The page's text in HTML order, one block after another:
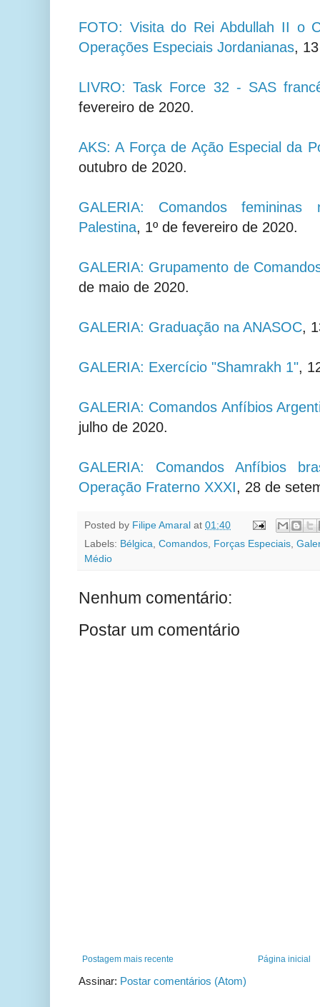
FOTO: Visita do Rei Abdullah II o
Operações Especiais Jordanianas,
LIVRO: Task Force 32 - SAS
fevereiro de 2020.
AKS: A Força de Ação Especial da
outubro de 2020.
GALERIA: Comandos femininas
Palestina, 1º de fevereiro de 2020.
GALERIA: Grupamento de
de maio de 2020.
GALERIA: Graduação na ANASOC,
GALERIA: Exercício "Shamrakh 1",
GALERIA: Comandos Anfíbios
julho de 2020.
GALERIA: Comandos Anfíbios
Operação Fraterno XXXI, 28 de
Posted by Filipe Amaral at 01:40
Labels: Bélgica, Comandos, Forças Especiais,
Médio
Nenhum comentário:
Postar um comentário
Postagem mais recente Página inicial
Assinar: Postar comentários (Atom)